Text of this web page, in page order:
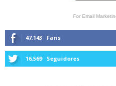
For Email
47,143 Fans
16,569 Seguidores